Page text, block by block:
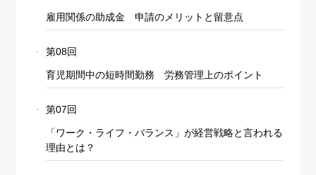
雇用関係の助成金 申請のメリットと留意点
第08回
育児期間中の短時間勤務 労務管理上のポイント
第07回
「ワーク・ライフ・バランス」が経営戦略と言われる
理由とは？